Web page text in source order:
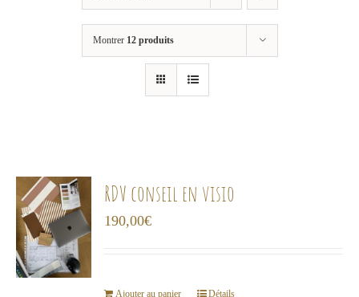
Montrer 12 produits
RDV conseil en visio
190,00€
Ajouter au panier Détails